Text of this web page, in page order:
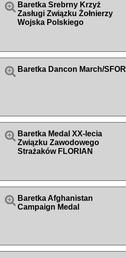
 Baretka Srebrny Krzyż
Zasługi Związku Żołnierzy
Wojska Polskiego
 Baretka Dancon March/SFOR
 Baretka Medal XX-lecia
Związku Zawodowego
Strażaków FLORIAN
 Baretka Afghanistan
Campaign Medal